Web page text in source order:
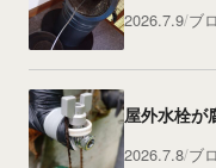
2026.7.9 ブ
屋外水栓が
2026.7.8 ブ